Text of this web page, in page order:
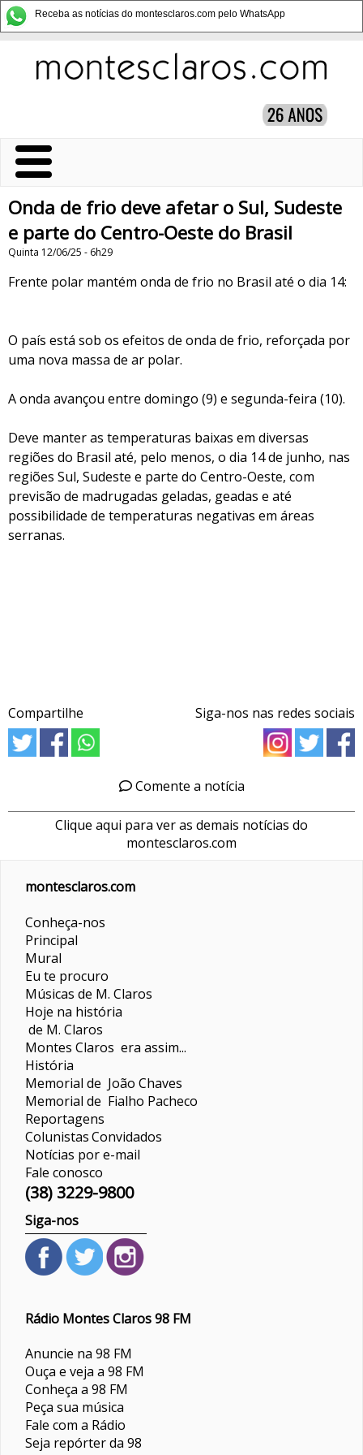
Receba as notícias do montesclaros.com pelo WhatsApp
Onda de frio deve afetar o Sul, Sudeste
e parte do Centro-Oeste do Brasil
Quinta 12/06/25 - 6h29
Frente polar mantém onda de frio no Brasil até o dia 14:
O país está sob os efeitos de onda de frio, reforçada por
uma nova massa de ar polar.
A onda avançou entre domingo (9) e segunda-feira (10).
Deve manter as temperaturas baixas em diversas
regiões do Brasil até, pelo menos, o dia 14 de junho, nas
regiões Sul, Sudeste e parte do Centro-Oeste, com
previsão de madrugadas geladas, geadas e até
possibilidade de temperaturas negativas em áreas
serranas.
Compartilhe Siga-nos nas redes sociais
Comente a notícia
Clique aqui para ver as demais notícias do
montesclaros.com
montesclaros.com
Conheça-nos
Principal
Mural
Eu te procuro
Músicas de M. Claros
Hoje na história
de M. Claros
Montes Claros era assim...
História
Memorial de João Chaves
Memorial de Fialho Pacheco
Reportagens
ColunistasConvidados
Notícias por e-mail
Fale conosco
(38) 3229-9800
Siga-nos
Rádio Montes Claros 98 FM
Anuncie na 98 FM
Ouça e veja a 98 FM
Conheça a 98 FM
Peça sua música
Fale com a Rádio
Seja repórter da 98